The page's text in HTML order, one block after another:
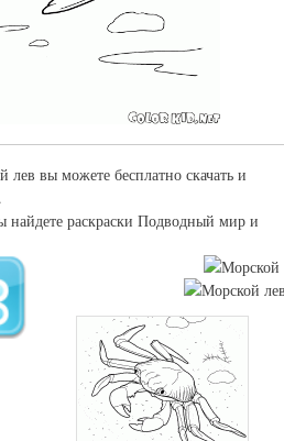
лев вы можете бесплатно скачать и
раскраски Подводный мир и